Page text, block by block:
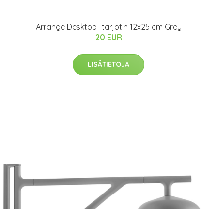
Arrange Desktop -tarjotin 12x25 cm Grey
20 EUR
LISÄTIETOJA